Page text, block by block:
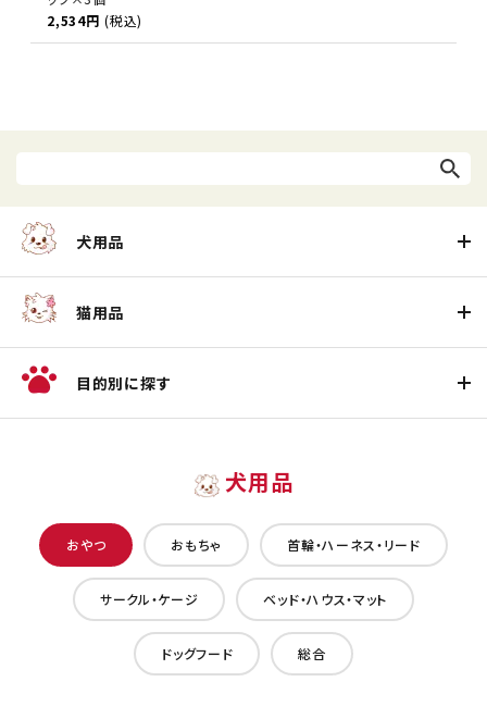
2,534円 (税込)
犬用品
猫用品
目的別に探す
犬用品
おやつ おもちゃ 首輪・ハーネス・リード
サークル・ケージ ベッド・ハウス・マット
ドッグフード 総合